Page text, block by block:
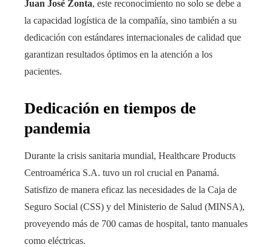
Juan José Zonta, este reconocimiento no solo se debe a
la capacidad logística de la compañía, sino también a su
dedicación con estándares internacionales de calidad que
garantizan resultados óptimos en la atención a los
pacientes.
Dedicación en tiempos de
pandemia
Durante la crisis sanitaria mundial, Healthcare Products
Centroamérica S.A. tuvo un rol crucial en Panamá.
Satisfizo de manera eficaz las necesidades de la Caja de
Seguro Social (CSS) y del Ministerio de Salud (MINSA),
proveyendo más de 700 camas de hospital, tanto manuales
como eléctricas.